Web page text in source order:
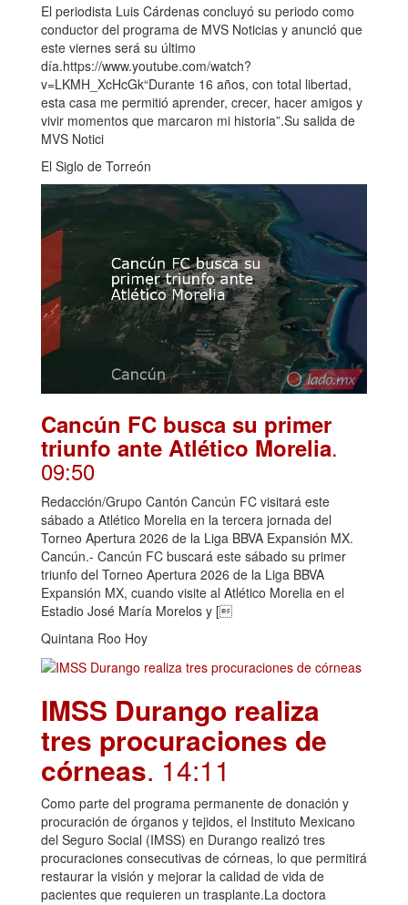
El periodista Luis Cárdenas concluyó su periodo como
conductor del programa de MVS Noticias y anunció que
este viernes será su último
día.https://www.youtube.com/watch?
v=LKMH_XcHcGk“Durante 16 años, con total libertad,
esta casa me permitió aprender, crecer, hacer amigos y
vivir momentos que marcaron mi historia”.Su salida de
MVS Notici
El Siglo de Torreón
Cancún FC busca su primer
triunfo ante Atlético Morelia.
09:50
Redacción/Grupo Cantón Cancún FC visitará este
sábado a Atlético Morelia en la tercera jornada del
Torneo Apertura 2026 de la Liga BBVA Expansión MX.
Cancún.- Cancún FC buscará este sábado su primer
triunfo del Torneo Apertura 2026 de la Liga BBVA
Expansión MX, cuando visite al Atlético Morelia en el
Estadio José María Morelos y [
Quintana Roo Hoy
IMSS Durango realiza
tres procuraciones de
córneas. 14:11
Como parte del programa permanente de donación y
procuración de órganos y tejidos, el Instituto Mexicano
del Seguro Social (IMSS) en Durango realizó tres
procuraciones consecutivas de córneas, lo que permitirá
restaurar la visión y mejorar la calidad de vida de
pacientes que requieren un trasplante.La doctora